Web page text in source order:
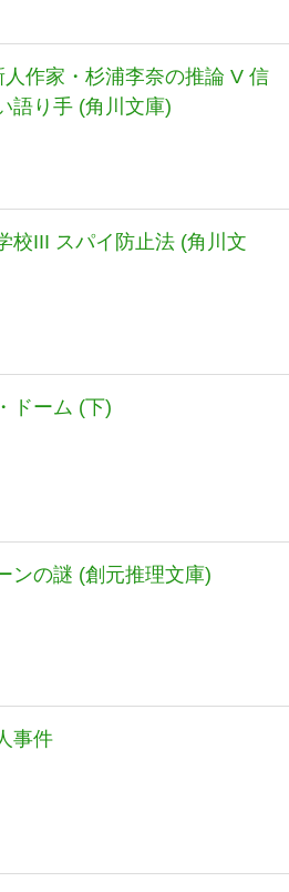
作家・杉浦李奈の推論 V 信
語り手 (角川文庫)
校III スパイ防止法 (角川文
ドーム (下)
ンの謎 (創元推理文庫)
事件